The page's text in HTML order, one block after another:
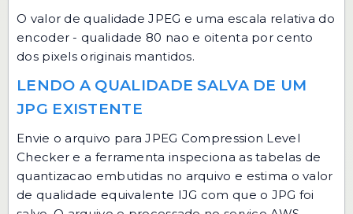
O valor de qualidade JPEG e uma escala relativa do
encoder - qualidade 80 nao e oitenta por cento
dos pixels originais mantidos.
LENDO A QUALIDADE SALVA DE UM
JPG EXISTENTE
Envie o arquivo paraJPEG Compression Level
Checker e a ferramenta inspeciona as tabelas de
quantizacao embutidas no arquivo e estima o valor
de qualidade equivalente IJG com que o JPG foi